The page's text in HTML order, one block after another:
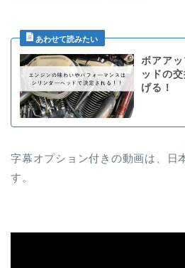
ボアア
ッドの
げる！
字幕オプション付きの動画は、日
す。